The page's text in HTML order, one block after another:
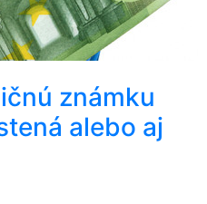
známku
alebo aj